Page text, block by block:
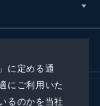
」に定める通
にご利用いた
るのかを当社